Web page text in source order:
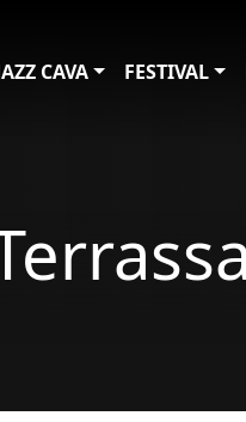
CAVA FESTIVAL